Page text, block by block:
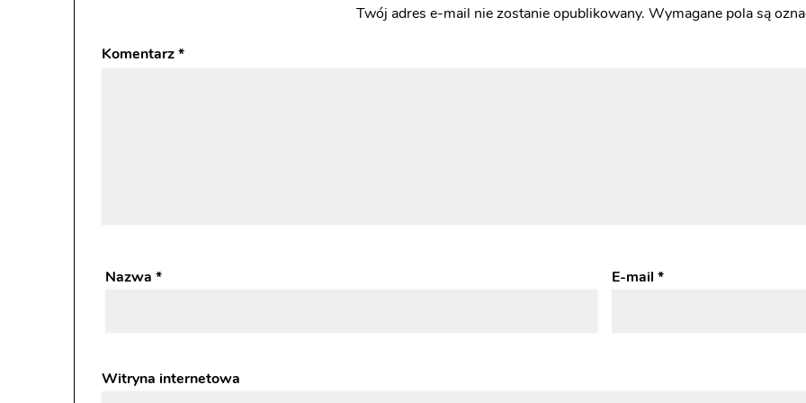
Twój adres e-mail nie zostanie opublikowany. Wymagane pola są
Komentarz*
Nazwa * E-mail *
Witryna internetowa